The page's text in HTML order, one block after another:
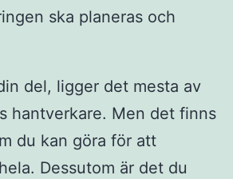
ska planeras och
del, ligger det mesta av
hantverkare. Men det finns
du kan göra för att
Dessutom är det du